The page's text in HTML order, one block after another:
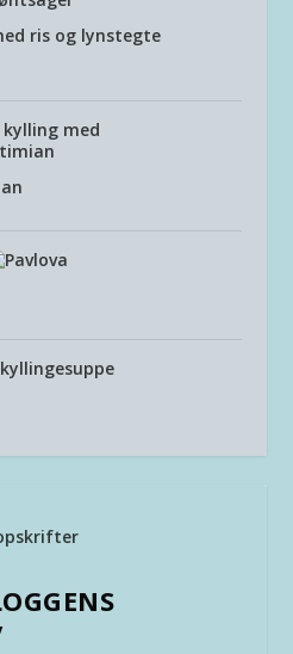
ris og lynstegte